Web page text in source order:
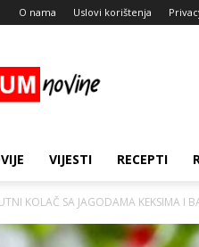
O nama Uslovi korištenja
VIJESTI RECEPTI
KOLAČ SA JAGODAMA